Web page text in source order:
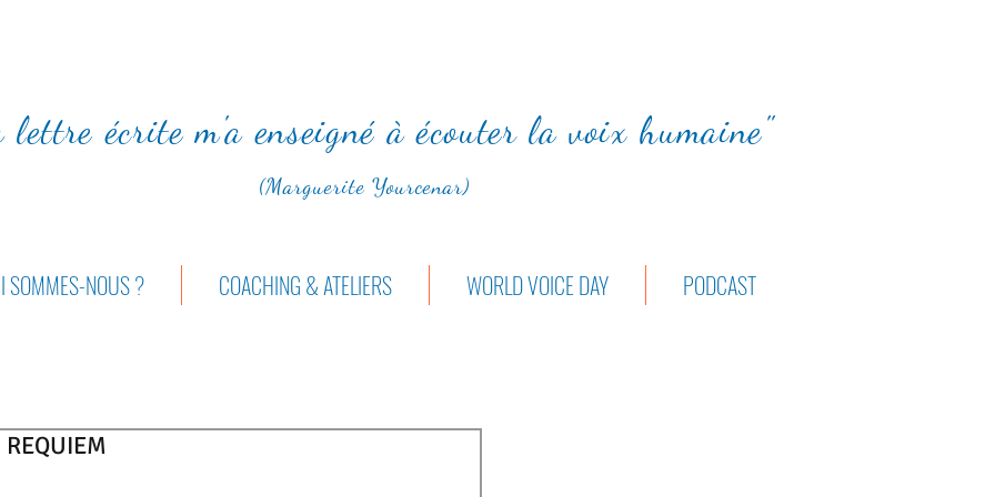
lettre écrite m'a enseigné à écouter la voix humaine"
(Marguerite Yourcenar)
SOMMES-NOUS ? COACHING & ATELIERS WORLD VOICE DAY PODCAST